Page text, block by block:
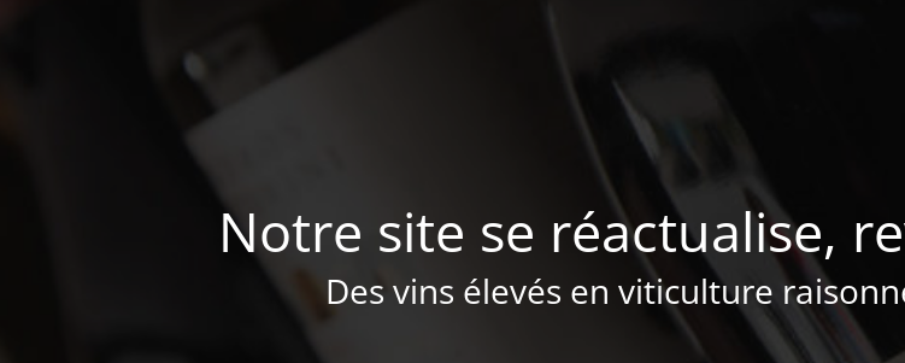
Notre site se réactualise,
Des vins élevés en viticulture